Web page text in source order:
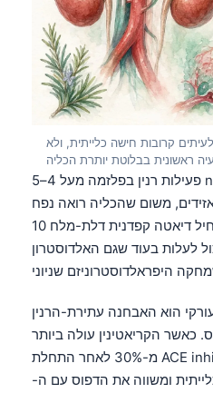
קרובות חישה כלייתית, ולא
פעילות רנין בפלזמה מעל 4–5 ng/mL/hour שכיחה לאחר
משום שהכליה רואה נפח
אפקטיבי פחות. באדם שהתחיל דיאטה קפדנית דלת-מלח 10
לעלות בעוד שגם האלדוסטרון
הוא האבחנה עתירת-הרנין
כאשר הקריאטינין עולה ביותר
מ-30% לאחר התחלת ACE inhibitor או ARB, אני בוחן
ומשווה את הדפוס עם ה-